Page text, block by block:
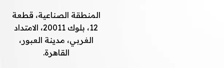
المنطقة الصناعية، قطعة
12، بلوك 20011، الامتداد
الغربي، مدينة العبور،
القاهرة.